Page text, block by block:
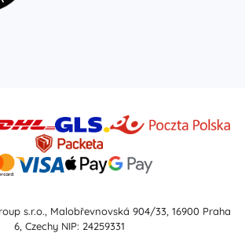
s.r.o., Malobřevnovská 904/33, 16900 Praha
6, Czechy NIP: 24259331